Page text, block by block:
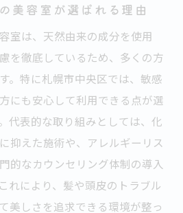
美容室が選ばれる理由
室は、天然由来の成分を使用
を徹底しているため、多くの方
。特に札幌市中央区では、敏感
にも安心して利用できる点が選
代表的な取り組みとしては、化
抑えた施術や、アレルギーリス
的なカウンセリング体制の導入
れにより、髪や頭皮のトラブル
美しさを追求できる環境が整っ